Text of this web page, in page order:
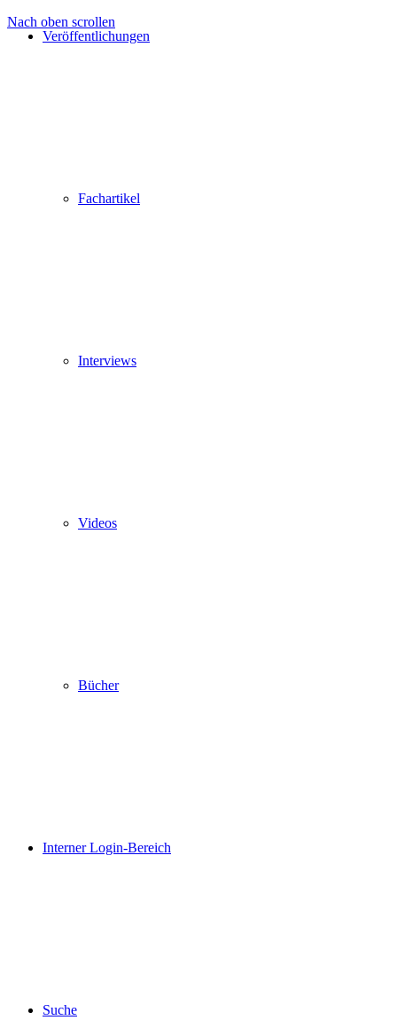
Veröffentlichungen
Fachartikel
Interviews
Videos
Bücher
Interner Login-Bereich
Suche
Nach oben scrollen